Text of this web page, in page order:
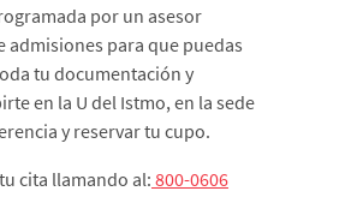
por un asesor
admisiones para que puedas
tu documentación y
en la U del Istmo, en la sede
y reservar tu cupo.
cita llamando al: 800-0606